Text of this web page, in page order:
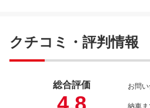
クチコミ・評判情報
総合評価 お問い
納車